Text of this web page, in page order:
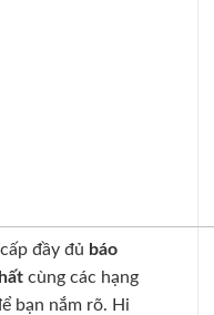
đầy đủ báo
cùng các hạng
bạn nắm rõ. Hi